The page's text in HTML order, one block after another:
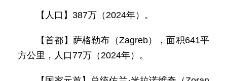
【人口】387万（2024年）。
【首都】萨格勒布（Zagreb），面积641平
方公里，人口77万（2024年）。